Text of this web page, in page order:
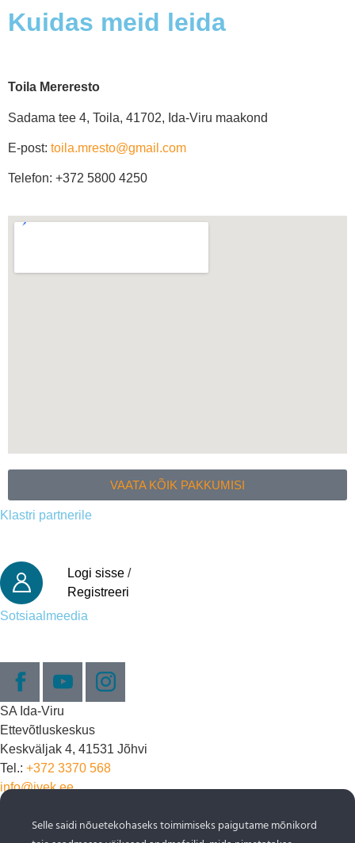
Kuidas meid leida
Toila Mereresto
Sadama tee 4, Toila, 41702, Ida-Viru maakond
E-post: toila.mresto@gmail.com
Telefon: +372 5800 4250
VAATA KÕIK PAKKUMISI
Klastri partnerile
Logi sisse /
Registreeri
Sotsiaalmeedia
SA Ida-Viru
Ettevõtluskeskus
Keskväljak 4, 41531 Jõhvi
Tel.: +372 3370 568
info@ivek.ee
www.puhkaeestis.ee
Selle saidi nõuetekohaseks toimimiseks paigutame mõnikord